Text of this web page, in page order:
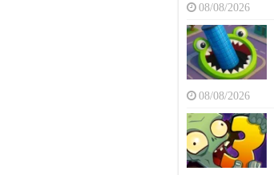
08/08/2026
08/08/2026